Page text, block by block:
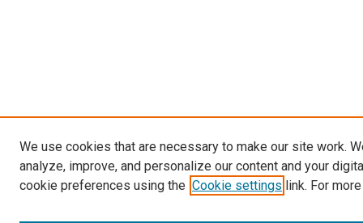
We use cookies that are necessary to make our site work.
analyze, improve, and personalize our content and your
cookie preferences using the Cookie settings link. For